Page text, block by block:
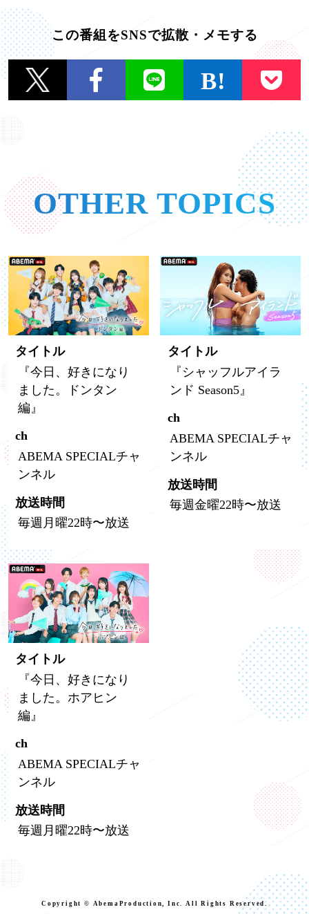
この番組をSNSで拡散・メモする
OTHER TOPICS
タイトル
『今日、好きになり
ました。ドンタン
編』
ch
ABEMA SPECIALチャ
ンネル
放送時間
毎週月曜22時〜放送
タイトル
『シャッフルアイラ
ンド Season5』
ch
ABEMA SPECIALチャ
ンネル
放送時間
毎週金曜22時〜放送
タイトル
『今日、好きになり
ました。ホアヒン
編』
ch
ABEMA SPECIALチャ
ンネル
放送時間
毎週月曜22時〜放送
Copyright © AbemaProduction, Inc. All Rights Reserved.